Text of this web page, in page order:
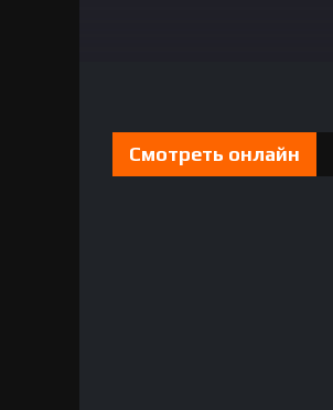
Смотреть онлайн